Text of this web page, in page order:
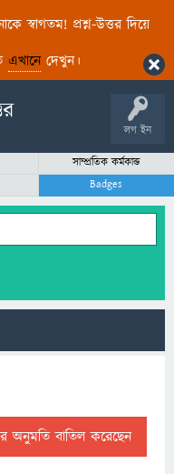
স্বাগতম! প্রশ্ন-উত্তর দিয়ে
এখানেদেখুন।
লগ ইন
সাম্প্রতিক কর্মকান্ড
Badges
অনুমতি বাতিল করেছেন